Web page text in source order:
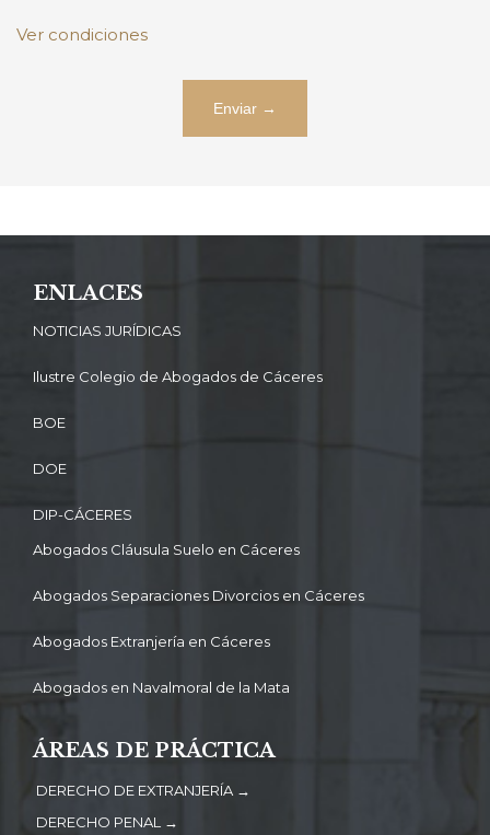
Ver condiciones
ENLACES
NOTICIAS JURÍDICAS
Ilustre Colegio de Abogados de Cáceres
BOE
DOE
DIP-CÁCERES
Abogados Cláusula Suelo en Cáceres
Abogados Separaciones Divorcios en Cáceres
Abogados Extranjería en Cáceres
Abogados en Navalmoral de la Mata
ÁREAS DE PRÁCTICA
DERECHO DE EXTRANJERÍA →
DERECHO PENAL →